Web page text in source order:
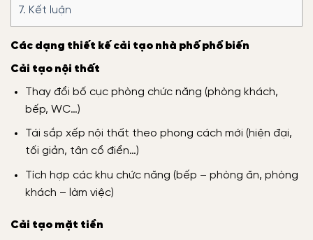
7. Kết luận
Các dạng thiết kế cải tạo nhà phố phổ biến
Cải tạo nội thất
Thay đổi bố cục phòng chức năng (phòng khách,
bếp, WC…)
Tái sắp xếp nội thất theo phong cách mới (hiện đại,
tối giản, tân cổ điển…)
Tích hợp các khu chức năng (bếp – phòng ăn, phòng
khách – làm việc)
Cải tạo mặt tiền